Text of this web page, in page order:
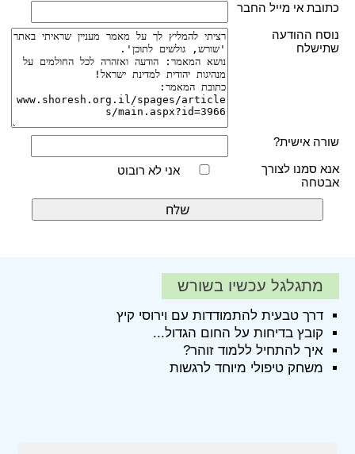
כתובת אי מייל החבר
נוסח ההודעה
שתישלח
שורה אישית?
אנא סמנו לצורך
אבטחה
אני לא רובוט
מתגלגל עכשיו בשורש
דרך טבעית להתמודדות עם וירוסי קיץ
קובץ בדיחות על החום הגדול...
איך להתחיל ללמוד זוהר?
משחק טיפולי מיוחד לרגשות